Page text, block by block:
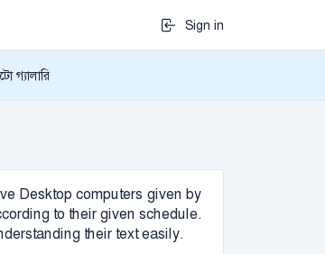
Sign in
গ্যালারি
Desktop computers given by
to their given schedule.
their text easily.